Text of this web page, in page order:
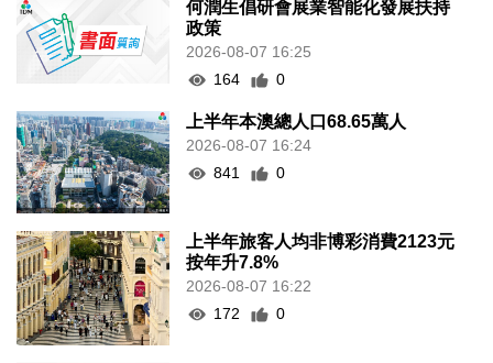
何潤生倡研會展業智能化發展扶持
政策
2026-08-07 16:25
164
0
上半年本澳總人口68.65萬人
2026-08-07 16:24
841
0
上半年旅客人均非博彩消費2123元
按年升7.8%
2026-08-07 16:22
172
0